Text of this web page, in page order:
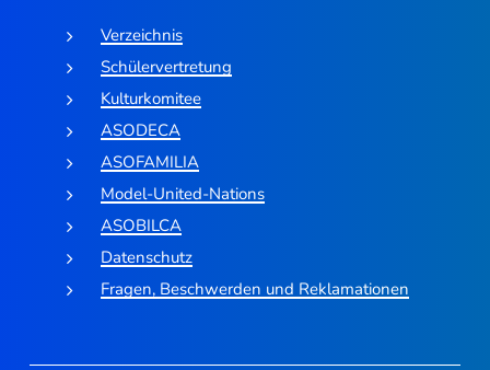
Verzeichnis
Schülervertretung
Kulturkomitee
ASODECA
ASOFAMILIA
Model-United-Nations
ASOBILCA
Datenschutz
Fragen, Beschwerden und Reklamationen